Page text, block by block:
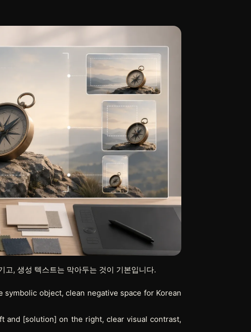
고, 생성 텍스트는 막아두는 것이 기본입니다.
object, clean negative space for Korean
and [solution] on the right, clear visual contrast,